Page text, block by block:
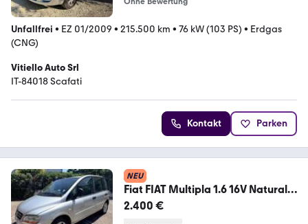
Unfallfrei • EZ 01/2009 • 215.500 km • 76 kW (103 PS) • Erdgas
(CNG)
Vitiello Auto Srl
IT-84018 Scafati
Kontakt Parken
NEU
Fiat FIAT Multipla 1.6 16V Natural
Power Dynamic
2.400 €